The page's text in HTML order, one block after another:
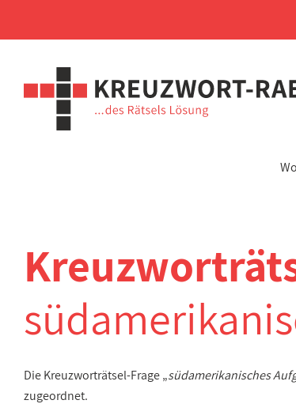
Die Kreuzworträtsel-Frage „südamerikanisches
zugeordnet.